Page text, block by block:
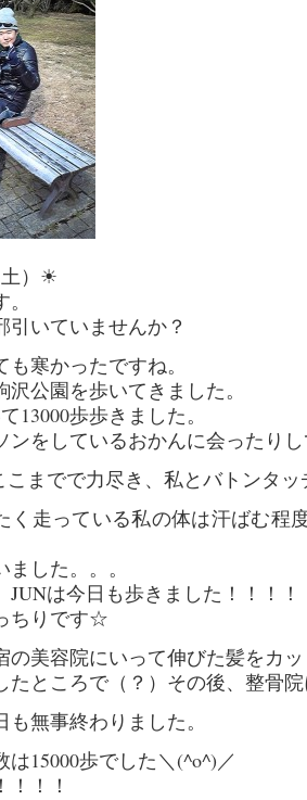
土）☀
引いていませんか？
寒かったですね。
沢公園を歩いてきました。
13000歩歩きました。
ンをしているおかんに会ったり
こまでで力尽き、私とバトンタッ
く走っている私の体は汗ばむ程
した。。。
JUNは今日も歩きました！！！！
ちりです☆
の美容院にいって伸びた髪をカ
たところで（？）その後、整骨
無事終わりました。
は15000歩でした＼(^o^)／
！！！